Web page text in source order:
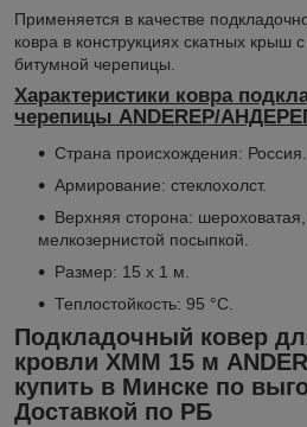
Применяется в качестве
ковра в конструкциях скатных
битумной черепицы.
Характеристики ковра
черепицы ANDEREP/
Страна происхождения: Россия.
Армирование: стеклохолст.
Верхняя сторона:
мелкозернистой посыпкой.
Размер: 15 х 1 м.
Теплостойкость: 95 °С.
Подкладочный ковер
кровли ХММ 15 м
купить в Минске по
Доставкой по РБ